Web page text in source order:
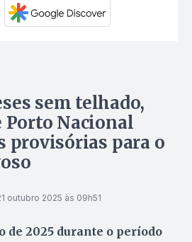
sem telhado,
Nacional
provisórias para o
outubro 2025 às 09h51
de 2025 durante o período